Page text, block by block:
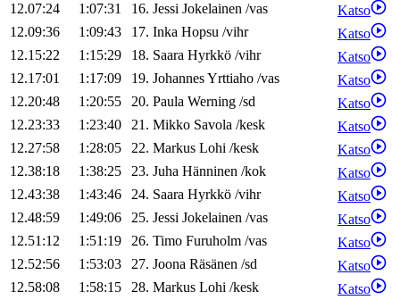
12.07:24
1:07:31 16. Jessi Jokelainen /vas
Katso
12.09:36
1:09:43 17. Inka Hopsu /vihr
Katso
12.15:22
1:15:29 18. Saara Hyrkkö /vihr
Katso
12.17:01
1:17:09 19. JohannesYrttiaho /vas
Katso
12.20:48
1:20:55 20. Paula Werning /sd
Katso
12.23:33
1:23:40 21. Mikko Savola /kesk
Katso
12.27:58
1:28:05 22. Markus Lohi /kesk
Katso
12.38:18
1:38:25 23. Juha Hänninen /kok
Katso
12.43:38
1:43:46 24. Saara Hyrkkö /vihr
Katso
12.48:59
1:49:06 25. Jessi Jokelainen /vas
Katso
12.51:12
1:51:19 26. Timo Furuholm /vas
Katso
12.52:56
1:53:03 27. Joona Räsänen /sd
Katso
12.58:08
1:58:15 28. Markus Lohi /kesk
Katso